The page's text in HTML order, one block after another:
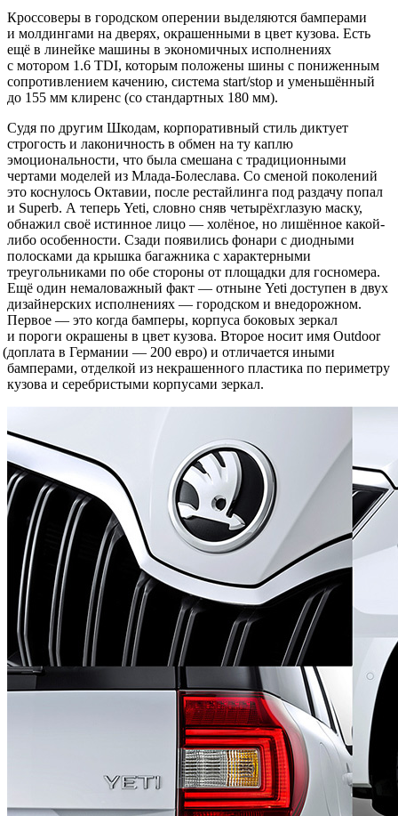
Кроссоверы в городском оперении выделяются бамперами
и молдингами на дверях, окрашенными в цвет кузова. Есть
ещё в линейке машины в экономичных исполнениях
с мотором 1.6 TDI, которым положены шины с пониженным
сопротивлением качению, система start/stop и уменьшённый
до 155 мм клиренс (со стандартных 180 мм).
Судя по другим Шкодам, корпоративный стиль диктует
строгость и лаконичность в обмен на ту каплю
эмоциональности, что была смешана с традиционными
чертами моделей из Млада-Болеслава. Со сменой поколений
это коснулось Октавии, после рестайлинга под раздачу попал
и Superb. А теперь Yeti, словно сняв четырёхглазую маску,
обнажил своё истинное лицо — холёное, но лишённое какой-
либо особенности. Сзади появились фонари с диодными
полосками да крышка багажника с характерными
треугольниками по обе стороны от площадки для госномера.
Ещё один немаловажный факт — отныне Yeti доступен в двух
дизайнерских исполнениях — городском и внедорожном.
Первое — это когда бамперы, корпуса боковых зеркал
и пороги окрашены в цвет кузова. Второе носит имя Outdoor
(доплата в Германии — 200 евро) и отличается иными
бамперами, отделкой из некрашенного пластика по периметру
кузова и серебристыми корпусами зеркал.